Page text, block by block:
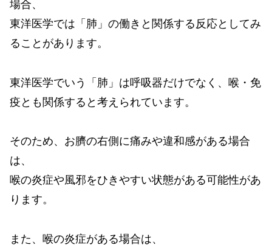
場合、
東洋医学では「肺」の働きと関係する反応としてみ
ることがあります。
東洋医学でいう「肺」は呼吸器だけでなく、喉・免
疫とも関係すると考えられています。
そのため、お臍の右側に痛みや違和感がある場合
は、
喉の炎症や風邪をひきやすい状態がある可能性があ
ります。
また、喉の炎症がある場合は、